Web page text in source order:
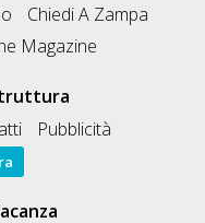
Chiedi A Zampa
Magazine
Pubblicità